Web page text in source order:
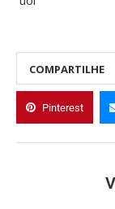
COMPARTILHE
Pinterest